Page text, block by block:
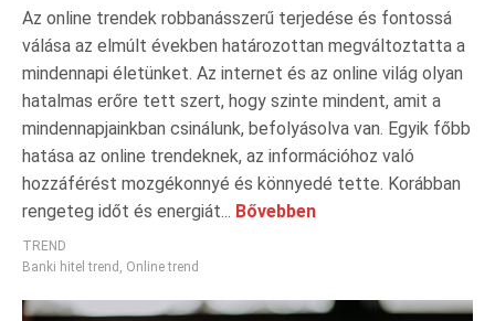
Az online trendek robbanásszerű terjedése és fontossá
válása az elmúlt években határozottan megváltoztatta a
mindennapi életünket. Az internet és az online világ olyan
hatalmas erőre tett szert, hogy szinte mindent, amit a
mindennapjainkban csinálunk, befolyásolva van. Egyik főbb
hatása az online trendeknek, az információhoz való
hozzáférést mozgékonnyé és könnyedé tette. Korábban
rengeteg időt és energiát... Bővebben
TREND
Banki hitel trend , Online trend